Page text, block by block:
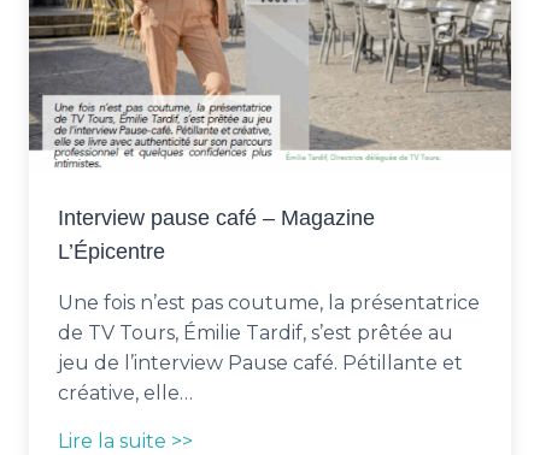
Interview pause café – Magazine
L’Épicentre
Une fois n’est pas coutume, la présentatrice
de TV Tours, Émilie Tardif, s’est prêtée au
jeu de l’interview Pause café. Pétillante et
créative, elle…
Lire la suite >>